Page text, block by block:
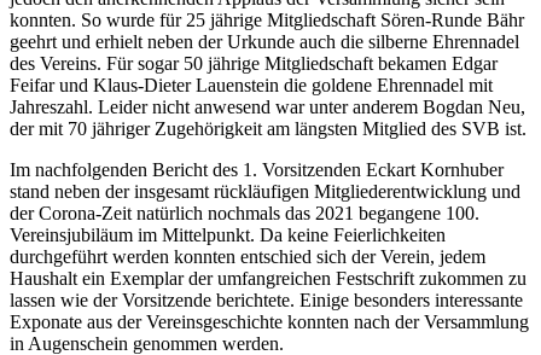
konnten. So wurde für 25 jährige Mitgliedschaft Sören-Runde Bähr
geehrt und erhielt neben der Urkunde auch die silberne Ehrennadel
des Vereins. Für sogar 50 jährige Mitgliedschaft bekamen Edgar
Feifar und Klaus-Dieter Lauenstein die goldene Ehrennadel mit
Jahreszahl. Leider nicht anwesend war unter anderem Bogdan Neu,
der mit 70 jähriger Zugehörigkeit am längsten Mitglied des SVB ist.
Im nachfolgenden Bericht des 1. Vorsitzenden Eckart Kornhuber
stand neben der insgesamt rückläufigen Mitgliederentwicklung und
der Corona-Zeit natürlich nochmals das 2021 begangene 100.
Vereinsjubiläum im Mittelpunkt. Da keine Feierlichkeiten
durchgeführt werden konnten entschied sich der Verein, jedem
Haushalt ein Exemplar der umfangreichen Festschrift zukommen zu
lassen wie der Vorsitzende berichtete. Einige besonders interessante
Exponate aus der Vereinsgeschichte konnten nach der Versammlung
in Augenschein genommen werden.